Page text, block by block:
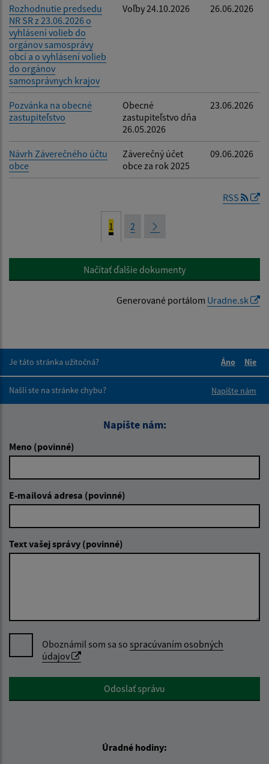
Rozhodnutie predsedu
NR SR z 23.06.2026 o
vyhlásení volieb do
orgánov samosprávy
obcí a o vyhlásení volieb
do orgánov
samosprávnych krajov
Voľby 24.10.2026 26.06.2026
Pozvánka na obecné
zastupiteľstvo
Obecné
zastupiteľstvo dňa
26.05.2026
23.06.2026
Návrh Záverečného účtu
obce
Záverečný účet
obce za rok 2025
09.06.2026
RSS
1 2
Načítať ďalšie dokumenty
Generované portálom Uradne.sk
Je táto stránka užitočná?
Áno
Nie
Našli ste na stránke chybu?
Napíšte nám
Napíšte nám:
Meno (povinné)
E-mailová adresa (povinné)
Text vašej správy (povinné)
Oboznámil som sa so spracúvaním osobných
údajov
Google reCaptcha ResponseOdoslať správu
Úradné hodiny: